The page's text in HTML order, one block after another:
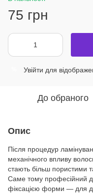
75 грн
Увійти для
До обраного
Опис
Після процедур
механічного впливу
стають більш пористими
Саме тому професійний
фіксацією форми — для